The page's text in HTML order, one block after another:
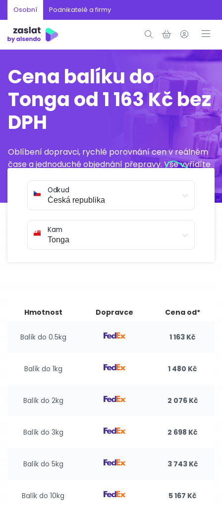
Osobní Podnikatelé a firmy
Cena balíku do
Tonga od 1 163 Kč bez
DPH
Oblíbení dopravci, rychlé porovnání cen v reálném
čase a jednoduché objednání přepravy. Vše vyřídíte
Odkud
Kam
Hmotnost Dopravce Cena od*
Balík do 0.5kg 1 163 Kč
Balík do 1kg 1 480 Kč
Balík do 2kg 2 076 Kč
Balík do 3kg 2 698 Kč
Balík do 5kg 3 743 Kč
Balík do 10kg 5 167 Kč